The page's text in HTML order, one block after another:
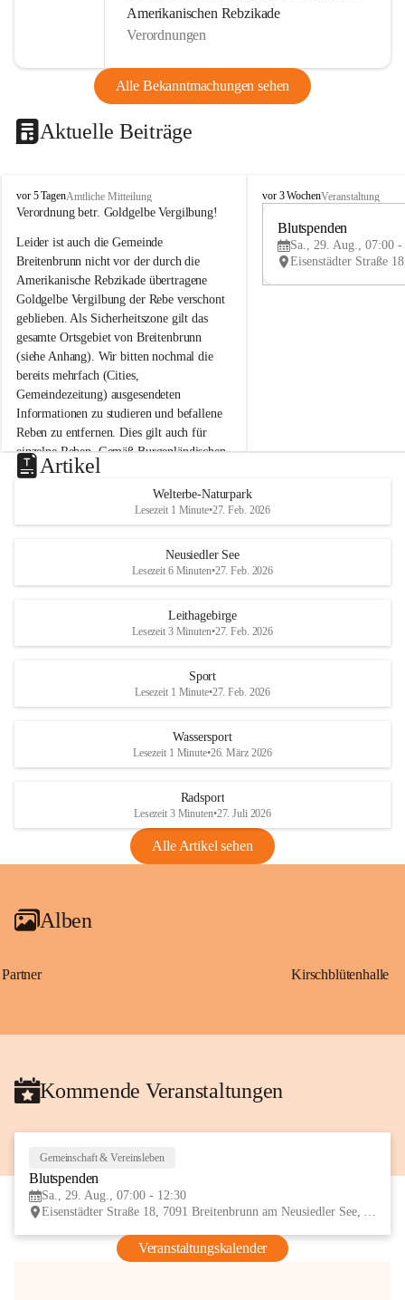
Amerikanischen Rebzikade
Verordnungen
Alle Bekanntmachungen sehen
Aktuelle Beiträge
B
r
i
t
e
n
b
r
u
n
n
a
m
N
e
u
s
d
S
vor 5 TagenAmtliche Mitteilung
Verordnung betr. Goldgelbe Vergilbung!
Leider ist auch die Gemeinde
Breitenbrunn nicht vor der durch die
Amerikanische Rebzikade übertragene
Goldgelbe Vergilbung der Rebe verschont
geblieben. Als Sicherheitszone gilt das
gesamte Ortsgebiet von Breitenbrunn
(siehe Anhang). Wir bitten nochmal die
bereits mehrfach (Cities,
Gemeindezeitung) ausgesendeten
Informationen zu studieren und befallene
Reben zu entfernen. Dies gilt auch für
einzelne Reben. Gemäß Burgenländischen
Weinbaugesetz sind nicht gepflegte oder
unzulässige Weingärten zu roden! Bitte
helfen wir zusammen um unsere Winzer
vor den prognostizierten Ernteausfällen
und den daraus folgenden wirtschaftlichen
Maßnahmen zur Bekämpfung
Rebe und der Amerikanischen
Anhang VBl. EU Nr. 18
1 Seite•1,4 MB
VBl. EU Nr. 18_2026
B
e
u
e
d
r
S
vor 3 WochenVeranstaltung
Blutspenden
Sa., 29. Aug., 07:00 -
Artikel
Welterbe-Naturpark
Lesezeit 1 Minute•27. Feb. 2026
Neusiedler See
Lesezeit 6 Minuten•27. Feb. 2026
Leithagebirge
Lesezeit 3 Minuten•27. Feb. 2026
Sport
Lesezeit 1 Minute•27. Feb. 2026
Wassersport
Lesezeit 1 Minute•26. März 2026
Radsport
Lesezeit 3 Minuten•27. Juli 2026
Alle Artikel sehen
Alben
Partner Kirschblütenhalle
Kommende Veranstaltungen
Gemeinschaft & Vereinsleben
Blutspenden
Sa., 29. Aug., 07:00 - 12:30
Eisenstädter Straße 18, 7091 Breitenbrunn am Neusiedler See, AUT
Veranstaltungskalender